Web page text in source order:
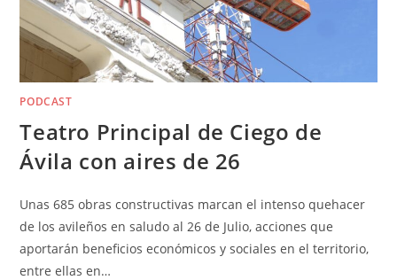
PODCAST
Teatro Principal de Ciego de
Ávila con aires de 26
Unas 685 obras constructivas marcan el intenso quehacer
de los avileños en saludo al 26 de Julio, acciones que
aportarán beneficios económicos y sociales en el territorio,
entre ellas en…